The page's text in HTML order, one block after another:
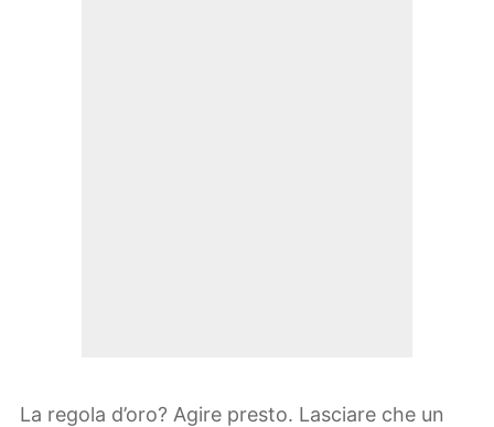
La regola d’oro? Agire presto. Lasciare che un